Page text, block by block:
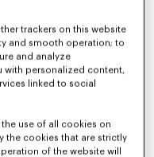
trackers on this website
and smooth operation; to
and analyze
with personalized content,
linked to social
use of all cookies on
the cookies that are strictly
of the website will